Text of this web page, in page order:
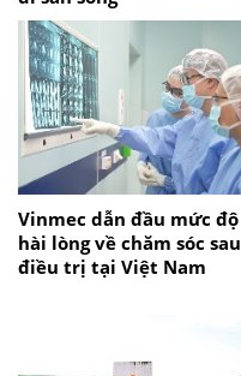
Vinmec dẫn đầu mức độ
hài lòng về chăm sóc sau
điều trị tại Việt Nam